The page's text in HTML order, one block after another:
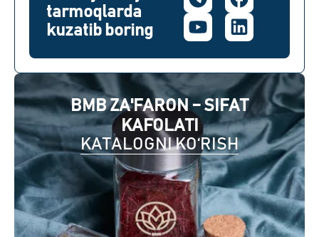
BMB ZA'FARON – SIFAT
KAFOLATI
KATALOGNI KO‘RISH
tarmoqlarda
kuzatib boring